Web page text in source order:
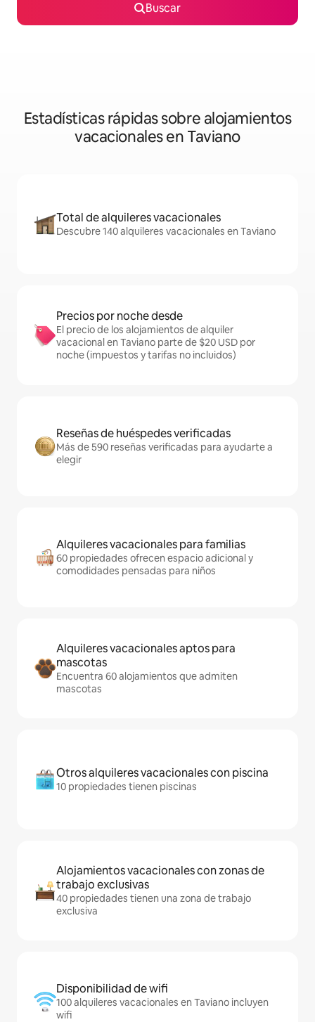
Buscar
Estadísticas rápidas sobre alojamientos
vacacionales en Taviano
Total de alquileres vacacionales
Descubre 140 alquileres vacacionales en Taviano
Precios por noche desde
El precio de los alojamientos de alquiler
vacacional en Taviano parte de $20 USD por
noche (impuestos y tarifas no incluidos)
Reseñas de huéspedes verificadas
Más de 590 reseñas verificadas para ayudarte a
elegir
Alquileres vacacionales para familias
60 propiedades ofrecen espacio adicional y
comodidades pensadas para niños
Alquileres vacacionales aptos para
mascotas
Encuentra 60 alojamientos que admiten
mascotas
Otros alquileres vacacionales con piscina
10 propiedades tienen piscinas
Alojamientos vacacionales con zonas de
trabajo exclusivas
40 propiedades tienen una zona de trabajo
exclusiva
Disponibilidad de wifi
100 alquileres vacacionales en Taviano incluyen
wifi